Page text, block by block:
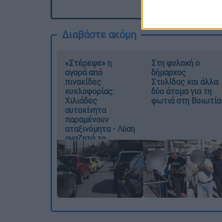
Διαβάστε ακόμη
«Στέρεψε» η
αγορά από
πινακίδες
κυκλοφορίας:
Χιλιάδες
αυτοκίνητα
παραμένουν
αταξινόμητα - Λύση
αναζητά το
υπουργείο
Στη φυλακή ο
δήμαρχος
Στυλίδας και άλλα
δύο άτομα για τη
φωτιά στη Βοιωτία